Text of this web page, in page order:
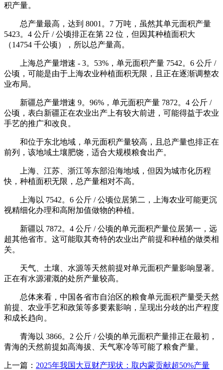
积产量。
总产量最高，达到 8001。7 万吨，虽然其单元面积产量
5423。4 公斤 / 公顷排正在第 22 位，但因其种植面积大
（14754 千公顷），所以总产量高。
上海总产量增速 - 3。53%，单元面积产量 7542。6 公斤 /
公顷，可能是由于上海农业种植面积无限，且正在逐渐调整农
业布局。
新疆总产量增速 9。96%，单元面积产量 7872。4 公斤 /
公顷，表白新疆正在农业出产上有较大前进，可能得益于农业
手艺的推广和改良。
和位于东北地域，单元面积产量较高，且总产量也排正在
前列，该地域土壤肥饶，适合大规模粮食出产。
上海、江苏、浙江等东部沿海地域，但因为城市化历程
快，种植面积无限，总产量相对不高。
上海以 7542。6 公斤 / 公顷位居第二，上海农业可能更沉
视精细化办理和高附加值做物的种植。
新疆以 7872。4 公斤 / 公顷的单元面积产量位居第一，远
超其他省市。这可能取其奇特的农业出产前提和种植的做类相
关。
天气、土壤、水源等天然前提对单元面积产量影响显著。
正在有水源灌溉的处所产量较高。
总体来看，中国各省市自治区的粮食单元面积产量受天然
前提、农业手艺和政策等多要素影响，呈现出分歧的出产程度
和成长趋向。
青海以 3866。2 公斤 / 公顷的单元面积产量排正在最初，
青海的天然前提如高海拔、天气寒冷等可能了粮食产量。
上一篇： 2025年我国大豆财产现状：取内蒙贡献超50%产量